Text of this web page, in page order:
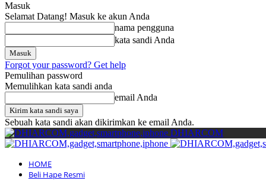
Masuk
Selamat Datang! Masuk ke akun Anda
nama pengguna
kata sandi Anda
Forgot your password? Get help
Pemulihan password
Memulihkan kata sandi anda
email Anda
Sebuah kata sandi akan dikirimkan ke email Anda.
DHIARCOM
HOME
Beli Hape Resmi